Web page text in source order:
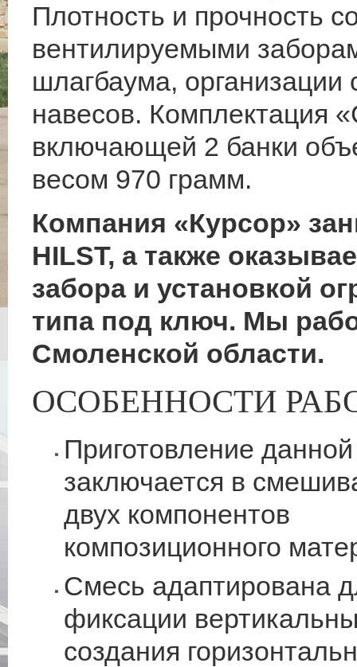
Плотность и прочность
вентилируемыми
шлагбаума, организации
навесов. Комплектация
включающей 2 банки
весом 970 грамм.
Компания «Курсор»
HILST, а также
забора и установкой
типа под ключ. Мы
Смоленской области.
ОСОБЕННОСТИ
Приготовление
заключается в
двух компонентов
композиционного
Смесь адаптирована
фиксации
создания